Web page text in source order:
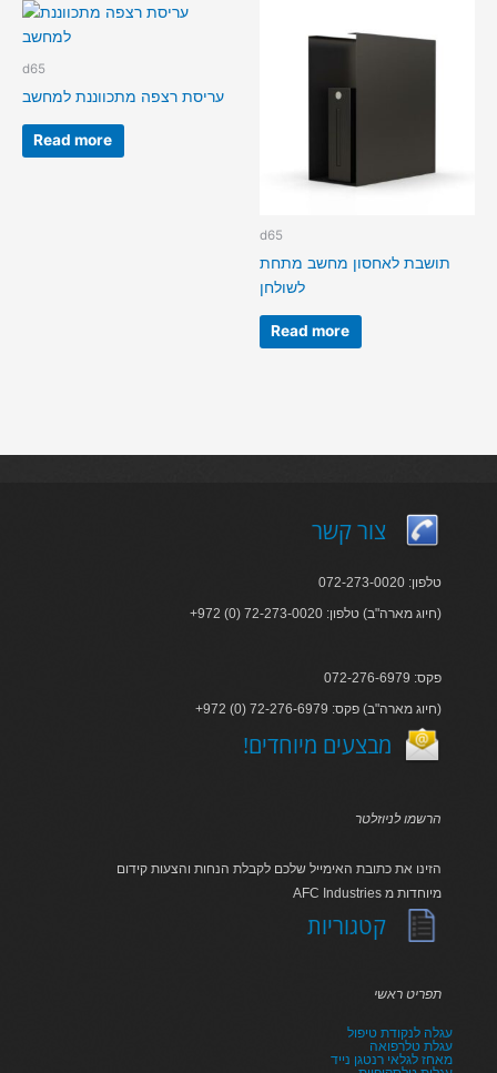
d65
עריסת רצפה מתכווננת למחשב
Read more
d65
תושבת לאחסון מחשב מתחת
לשולחן
Read more
צור קשר
טלפון: 072-273-0020
+972 (0) 72-273-0020 :חיוג מארה"ב) טלפון)
פקס: 072-276-6979
+972 (0) 72-276-6979 :חיוג מארה"ב) פקס)
!מבצעים מיוחדים
הרשמו לניוזלטר
הזינו את כתובת האימייל שלכם לקבלת הנחות והצעות קידום
AFC Industries מיוחדות מ
קטגוריות
תפריט ראשי
עגלה לנקודת טיפול
עגלת טלרפואה
מאחז לגלאי רנטגן נייד